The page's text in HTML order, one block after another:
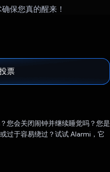
保您真的醒来！
票
您会关闭闹钟并继续睡觉吗？您是
过于容易绕过？试试 Alarmi，它